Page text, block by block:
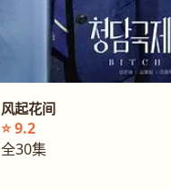
风起花间
⭐ 9.2
全30集